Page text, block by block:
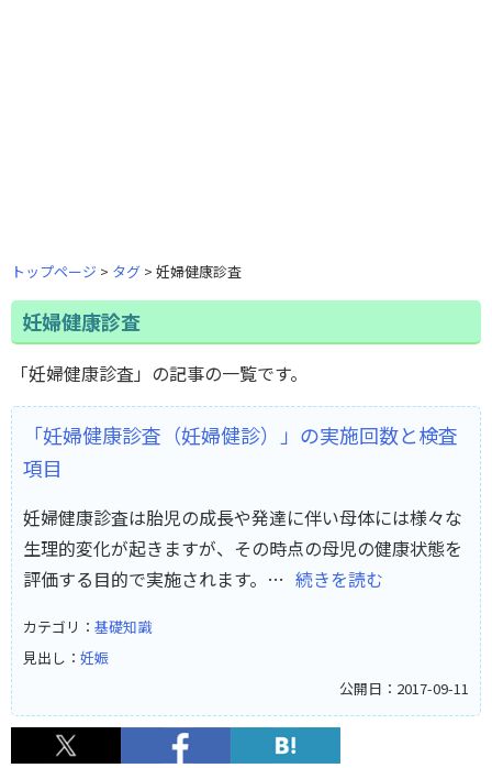
トップページ タグ 妊婦健康診査
妊婦健康診査
「妊婦健康診査」の記事の一覧です。
「妊婦健康診査（妊婦健診）」の実施回数と検査
項目
妊婦健康診査は胎児の成長や発達に伴い母体には様々な
生理的変化が起きますが、その時点の母児の健康状態を
評価する目的で実施されます。… 続きを読む
カテゴリ： 基礎知識
見出し： 妊娠
公開日：2017-09-11